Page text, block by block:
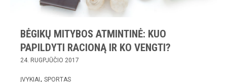
BĖGIKŲ MITYBOS ATMINTINĖ: KUO
PAPILDYTI RACIONĄ IR KO VENGTI?
24. RUGPJŪČIO 2017
ĮVYKIAI SPORTAS